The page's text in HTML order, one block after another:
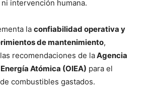
intervención humana.
la confiabilidad operativa y
de mantenimiento,
recomendaciones de laAgencia
Atómica (OIEA) para el
combustibles gastados.